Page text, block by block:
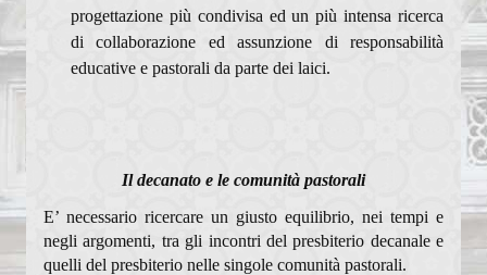
progettazione più condivisa ed un più intensa ricerca
di collaborazione ed assunzione di responsabilità
educative e pastorali da parte dei laici.
Il decanato e le comunità pastorali
E’ necessario ricercare un giusto equilibrio, nei tempi e
negli argomenti, tra gli incontri del presbiterio decanale e
quelli del presbiterio nelle singole comunità pastorali.